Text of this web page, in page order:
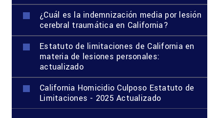
¿Cuál es la indemnización media por lesión
cerebral traumática en California?
Estatuto de limitaciones de California en
materia de lesiones personales:
actualizado
California Homicidio Culposo Estatuto de
Limitaciones - 2025 Actualizado